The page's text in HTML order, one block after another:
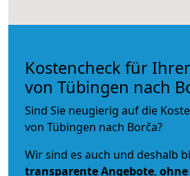
Kostencheck für
von Tübingen nach
Sind Sie neugierig auf die
von Tübingen nach Borča?
Wir sind es auch und deshalb
transparente Angebote,